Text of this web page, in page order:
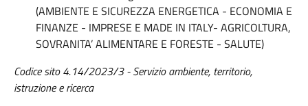
(AMBIENTE E SICUREZZA ENERGETICA - ECONOMIA E
FINANZE - IMPRESE E MADE IN ITALY- AGRICOLTURA,
SOVRANITA’ ALIMENTARE E FORESTE - SALUTE)
Codice sito 4.14/2023/3 - Servizio ambiente, territorio,
istruzione e ricerca